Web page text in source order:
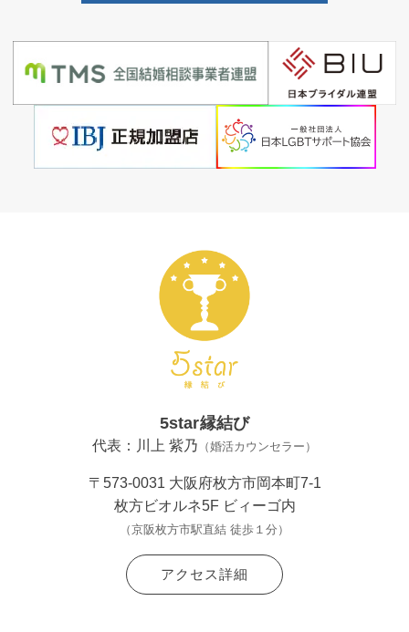
5star縁結び
代表：川上 紫乃 （婚活カウンセラー）
〒573-0031 大阪府枚方市岡本町7-1
枚方ビオルネ5F ビィーゴ内
（京阪枚方市駅直結 徒歩１分）
アクセス詳細